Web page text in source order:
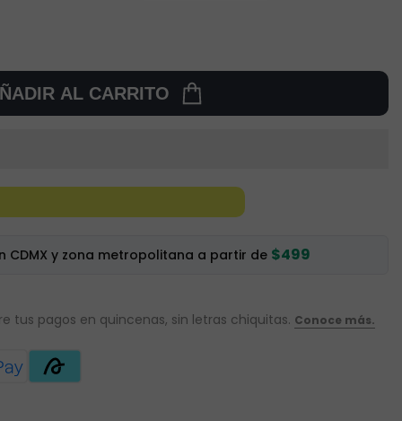
AL CARRITO
CDMX y zona metropolitana a partir de $499